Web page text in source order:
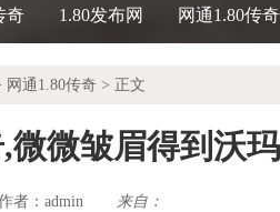
奇 1.80发布网 网通1.80传奇
网通1.80传奇 > 正文
微微皱眉得到沃
者： admin 来自：